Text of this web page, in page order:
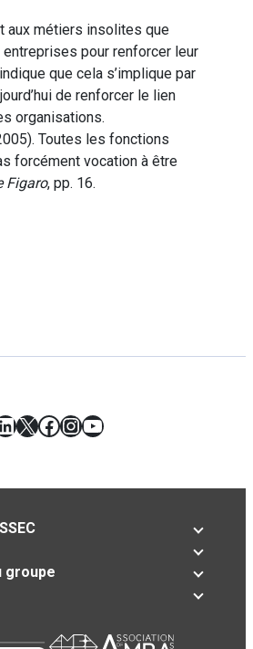
aux métiers insolites que
pour renforcer leur
que cela s’implique par
de renforcer le lien
organisations.
Toutes les fonctions
forcément vocation à être
Figaro, pp. 16.
X Facebook
Instagram
YouTube
groupe